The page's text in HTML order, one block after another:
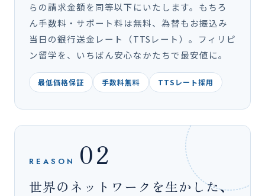
らの請求金額を同等以下にいたします。もちろ
ん手数料・サポート料は無料、為替もお振込み
当日の銀行送金レート（TTSレート）。フィリピ
ン留学を、いちばん安心なかたちで最安値に。
最低価格保証 手数料無料 TTSレート採用
REASON 02
世界のネットワークを生かした、